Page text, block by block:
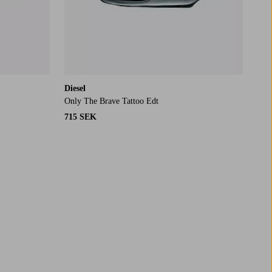
Diesel
Only The Brave Tattoo Edt
715 SEK